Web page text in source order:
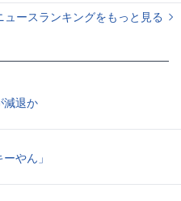
ュースランキングをもっと見る
減退か
やん」